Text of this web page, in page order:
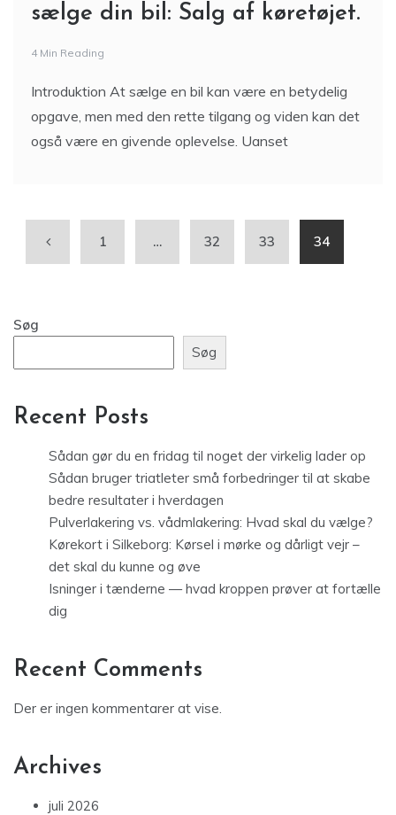
sælge din bil: Salg af køretøjet.
4 Min Reading
Introduktion At sælge en bil kan være en betydelig
opgave, men med den rette tilgang og viden kan det
også være en givende oplevelse. Uanset
1 … 32 33 34
Søg
Søg
Recent Posts
Sådan gør du en fridag til noget der virkelig lader op
Sådan bruger triatleter små forbedringer til at skabe
bedre resultater i hverdagen
Pulverlakering vs. vådmlakering: Hvad skal du vælge?
Kørekort i Silkeborg: Kørsel i mørke og dårligt vejr –
det skal du kunne og øve
Isninger i tænderne — hvad kroppen prøver at fortælle
dig
Recent Comments
Der er ingen kommentarer at vise.
Archives
juli 2026